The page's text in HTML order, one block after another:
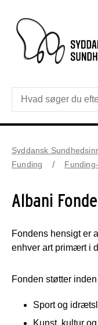
Syddansk
Funding
Albani
Fondens hensigt er
enhver art primært i
Fonden støtter
Sport og